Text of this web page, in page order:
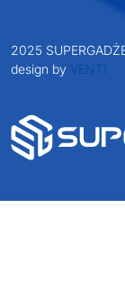
2025
design by VENTI